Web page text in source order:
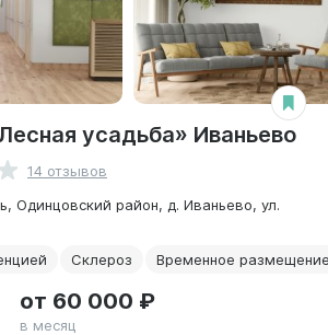
усадьба» Иваньево
14 отзывов
Одинцовский район, д. Иваньево, ул.
Склероз Временное
от 60 000 ₽
в месяц